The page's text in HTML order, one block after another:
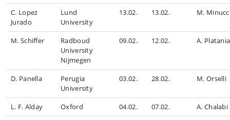
C. Lopez
Jurado
Lund
University
13.02. 13.02. M.
M. Schiffer
Radboud
University
Nijmegen
09.02. 12.02. A. Platania
D. Panella
Perugia
University
03.02. 28.02. M. Orselli
L. F. Alday Oxford 04.02. 07.02.
A. Chalabi